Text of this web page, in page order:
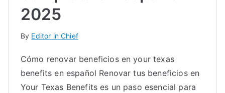
2025
By Editor in Chief
Cómo renovar beneficios en your texas
benefits en español Renovar tus beneficios en
Your Texas Benefits es un paso esencial para